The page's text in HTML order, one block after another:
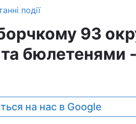
події
93
бюлетенями -
на нас в Google